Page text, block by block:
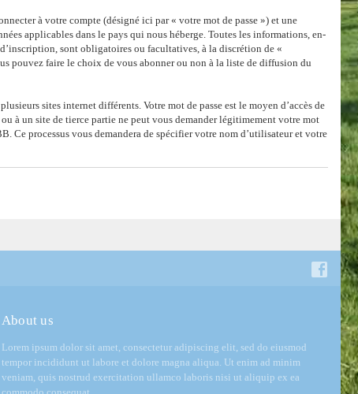
à votre compte (désigné ici par « votre mot de passe ») et une
applicables dans le pays qui nous héberge. Toutes les informations, en-
sont obligatoires ou facultatives, à la discrétion de «
pouvez faire le choix de vous abonner ou non à la liste de diffusion du
sites internet différents. Votre mot de passe est le moyen d’accès de
à un site de tierce partie ne peut vous demander légitimement votre mot
Ce processus vous demandera de spécifier votre nom d’utilisateur et votre
About us
Lorem ipsum dolor sit amet, consectetur adipiscing elit, sed do eiusmod
tempor incididunt ut labore et dolore magna aliqua. Ut enim ad minim
veniam, quis nostrud exercitation ullamco laboris nisi ut aliquip ex ea